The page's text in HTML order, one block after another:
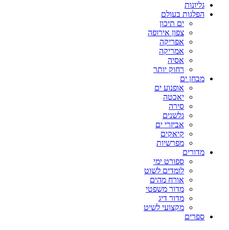
גליונות
הפלגות בעולם
ים תיכון
צפון אירופה
אפריקה
אמריקה
אסיה
רחוק יותר
מבחן ים
אופנוע ים
יאכטה
סירה
גלשנים
אביזרי ים
קיאקים
מפרשיות
מדורים
ספורט ימי
לומדים לשוט
אורח מהים
מדור משפטי
מדור דיג
מקצועי לשיט
ספרים